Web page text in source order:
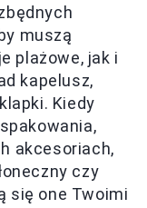
muszą
plażowe, jak i
kapelusz,
Kiedy
akcesoriach,
czy
się one Twoimi